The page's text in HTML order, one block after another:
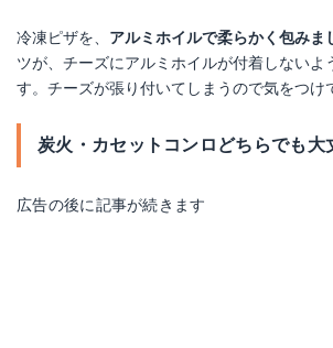
冷凍ピザを、 アルミホイルで柔らかく包みま
ツが、チーズにアルミホイルが付着しないよ
す。チーズが張り付いてしまうので気をつけ
炭火・カセットコンロどちらでも大
広告の後に記事が続きます